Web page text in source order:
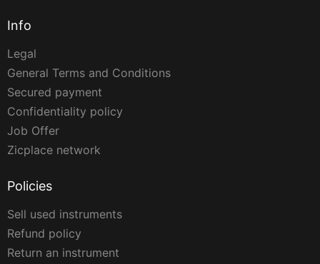
Info
Legal
General Terms and Conditions
Secured payment
Confidentiality policy
Job Offer
Zicplace network
Policies
Sell used instruments
Refund policy
Return an instrument